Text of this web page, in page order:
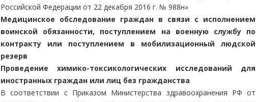
Российской Федерации от 22 декабря 2016 г. № 988н»
Медицинское обследование граждан в связи с исполнением
воинской обязанности, поступлением на военную службу по
контракту или поступлением в мобилизационный людской
резерв
Проведение химико-токсикологических исследований для
иностранных граждан или лиц без гражданства
В соответствии с Приказом Министерства здравоохранения РФ от